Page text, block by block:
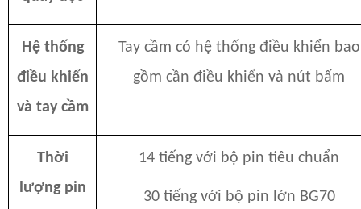
Hệ thống
điều khiển
và tay cầm
Tay cầm có hệ thống điều khiển bao
gồm cần điều khiển và nút bấm
Thời
lượng pin
14 tiếng với bộ pin tiêu chuẩn
30 tiếng với bộ pin lớn BG70